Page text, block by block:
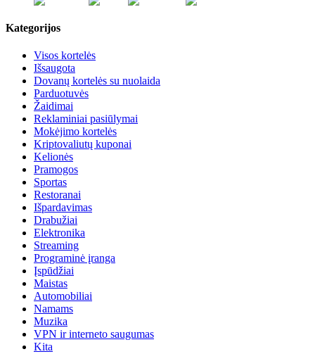
Kategorijos
Visos kortelės
Išsaugota
Dovanų kortelės su nuolaida
Parduotuvės
Žaidimai
Reklaminiai pasiūlymai
Mokėjimo kortelės
Kriptovaliutų kuponai
Kelionės
Pramogos
Sportas
Restoranai
Išpardavimas
Drabužiai
Elektronika
Streaming
Programinė įranga
Įspūdžiai
Maistas
Automobiliai
Namams
Muzika
VPN ir interneto saugumas
Kita